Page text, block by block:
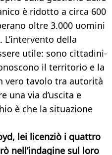
è ridotto a circa 600
oltre 3.000 uomini
L’intervento della
utile: sono cittadini-
il territorio e la
vero tavolo tra autorità
una via d’uscita e
è che la situazione
lei licenziò i quattro
nell’indagine sul loro